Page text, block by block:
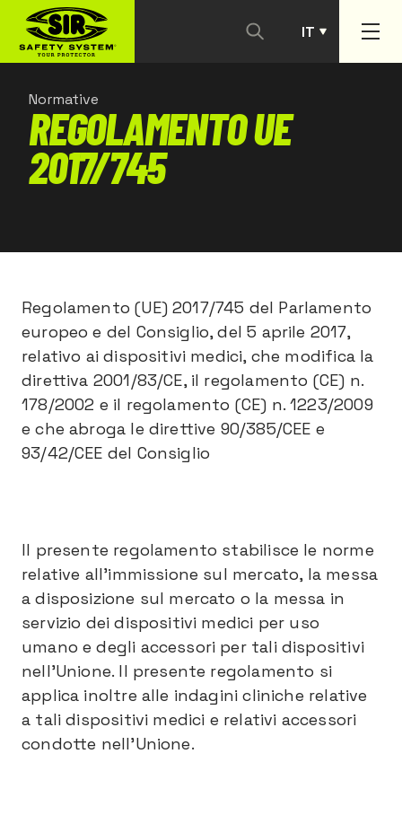
IT
PT
Normative
REGOLAMENTO UE
2017/745
Regolamento (UE) 2017/745 del Parlamento
europeo e del Consiglio, del 5 aprile 2017,
relativo ai dispositivi medici, che modifica la
direttiva 2001/83/CE, il regolamento (CE) n.
178/2002 e il regolamento (CE) n. 1223/2009
e che abroga le direttive 90/385/CEE e
93/42/CEE del Consiglio
Il presente regolamento stabilisce le norme
relative all'immissione sul mercato, la messa
a disposizione sul mercato o la messa in
servizio dei dispositivi medici per uso
umano e degli accessori per tali dispositivi
nell'Unione. Il presente regolamento si
applica inoltre alle indagini cliniche relative
a tali dispositivi medici e relativi accessori
condotte nell'Unione.